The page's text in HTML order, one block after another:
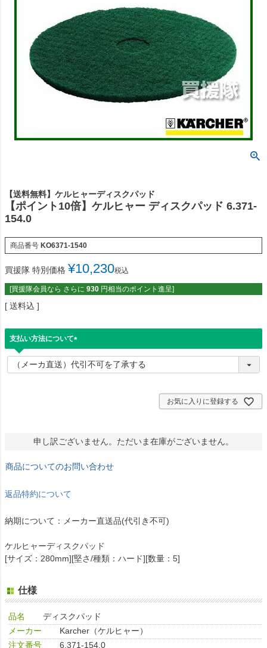
【送料無料】ケルヒャーディスクパッド
【ポイント10倍】ケルヒャー ディスクパッド 6.371-
154.0
商品番号 KO6371-1540
買援隊 特別価格 ¥10,230税込
[買援隊会員なら さらに 930 円相当のポイント進呈]
送料込
支払い方法について
必
須
お気に入りに登録する
申し訳ございません。ただいま在庫がございません。
商品についてのお問い合わせ
返品特約について
納期について：メーカー直送品(代引き不可)
ケルヒャーディスクパッド
[サイズ：280mm][堅さ/種類：ハード][数量：5]
仕様
品名
ディスクパッド
メーカー
Karcher（ケルヒャー）
注文番号
6.371-154.0